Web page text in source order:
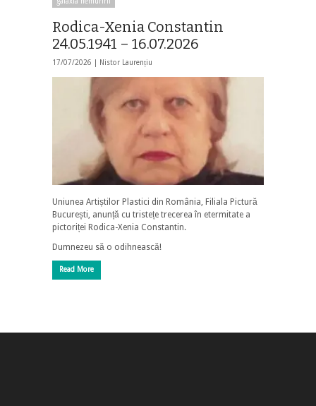
Rodica-Xenia Constantin
24.05.1941 – 16.07.2026
17/07/2026 | Nistor Laurențiu
Uniunea Artiștilor Plastici din România, Filiala Pictură
București, anunță cu tristețe trecerea în etermitate a
pictoriței Rodica-Xenia Constantin.
Dumnezeu să o odihnească!
Read More